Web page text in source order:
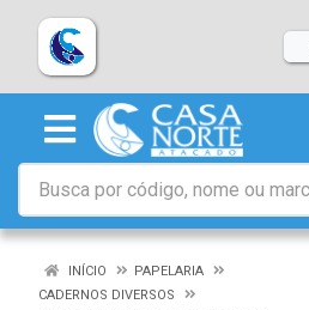
INÍCIO
PAPELARIA
CADERNOS DIVERSOS